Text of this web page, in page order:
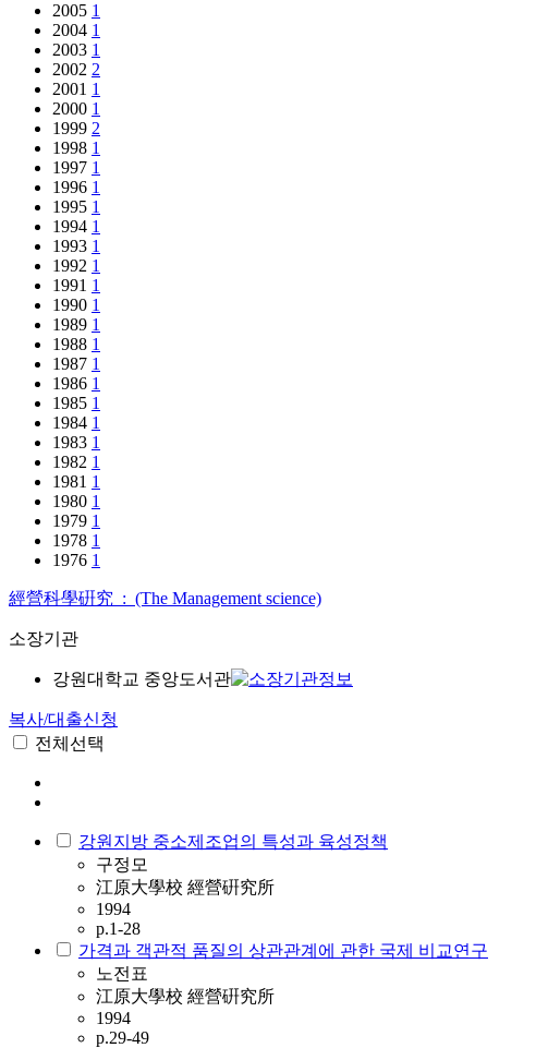
2005 1
2004 1
2003 1
2002 2
2001 1
2000 1
1999 2
1998 1
1997 1
1996 1
1995 1
1994 1
1993 1
1992 1
1991 1
1990 1
1989 1
1988 1
1987 1
1986 1
1985 1
1984 1
1983 1
1982 1
1981 1
1980 1
1979 1
1978 1
1976 1
經營科學硏究 : (The Management science)
소장기관
강원대학교 중앙도서관
복사/대출신청
전체선택
강원지방 중소제조업의 특성과 육성정책
구정모
江原大學校 經營硏究所
1994
p.1-28
가격과 객관적 품질의 상관관계에 관한 국제 비교연구
노전표
江原大學校 經營硏究所
1994
p.29-49